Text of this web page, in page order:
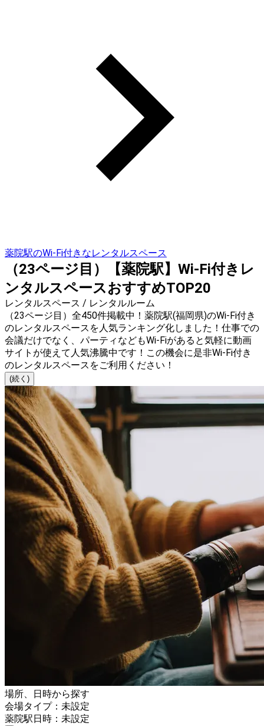
薬院駅のWi-Fi付きなレンタルスペース
（23ページ目）【薬院駅】Wi-Fi付きレ
ンタルスペースおすすめTOP20
レンタルスペース / レンタルルーム
（23ページ目）全450件掲載中！薬院駅(福岡県)のWi-Fi付き
のレンタルスペースを人気ランキング化しました！仕事での
会議だけでなく、パーティなどもWi-Fiがあると気軽に動画
サイトが使えて人気沸騰中です！この機会に是非Wi-Fi付き
のレンタルスペースをご利用ください！
(続く)
場所、日時から探す
会場タイプ：未設定
薬院駅日時：未設定